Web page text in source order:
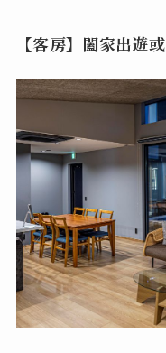
【客房】闔家出遊